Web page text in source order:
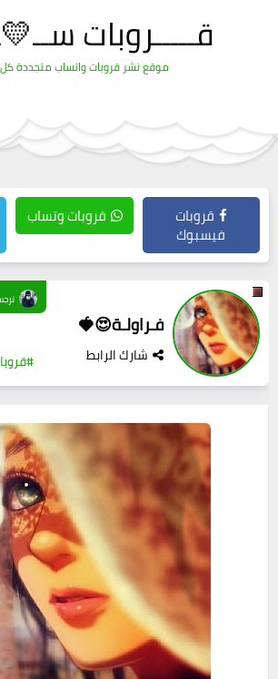
قـــــروبات
موقع نشر قروبات واتساب متجددة
قروبات
فيسبوك
قروبات وتساب
فـراولـة😍🍓
شارك الرابط